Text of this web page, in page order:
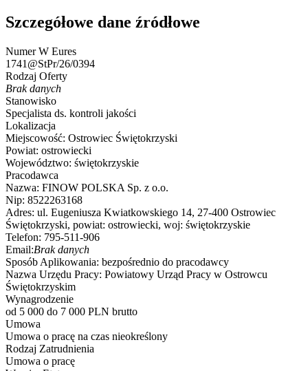
Szczegółowe dane źródłowe
Numer W Eures
1741@StPr/26/0394
Rodzaj Oferty
Brak danych
Stanowisko
Specjalista ds. kontroli jakości
Lokalizacja
Miejscowość: Ostrowiec Świętokrzyski
Powiat: ostrowiecki
Województwo: świętokrzyskie
Pracodawca
Nazwa: FINOW POLSKA Sp. z o.o.
Nip: 8522263168
Adres: ul. Eugeniusza Kwiatkowskiego 14, 27-400 Ostrowiec
Świętokrzyski, powiat: ostrowiecki, woj: świętokrzyskie
Telefon: 795-511-906
Email:Brak danych
Sposób Aplikowania: bezpośrednio do pracodawcy
Nazwa Urzędu Pracy: Powiatowy Urząd Pracy w Ostrowcu
Świętokrzyskim
Wynagrodzenie
od 5 000 do 7 000 PLN brutto
Umowa
Umowa o pracę na czas nieokreślony
Rodzaj Zatrudnienia
Umowa o pracę